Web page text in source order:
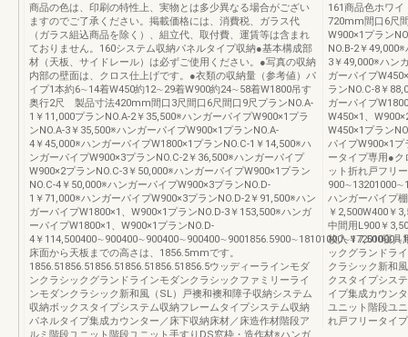
商品の色は、印刷の特性上、実物とは多少異なる場合がござい
ますのでご了承ください。掲載価格には、消費税、ガラス代
（ガラス組込商品を除く）、組立代、取付費、運賃等は含まれ
ておりません。160システム収納パネルタイプ収納●基本構成部
材（天板、サイドレール）は必ずご使用ください。●写真の収納
内部の壁面は、クロス仕上げです。●衣類の収納量（参考値）パ
イプ1本約6∼14着W450約12∼29着W900約24∼58着W1800吊す
奥行2尺 製品寸法420mm間口3尺間口6尺間口9尺プランNO.A-
1￥11,000プランNO.A-2￥35,500※ハンガーパイプW900×1プラ
ンNO.A-3￥35,500※ハンガーパイプW900×1プランNO.A-
4￥45,000※ハンガーパイプW1800×1プランNO.C-1￥14,500※ハ
ンガーパイプW900×3プランNO.C-2￥36,500※ハンガーパイプ
W900×2プランNO.C-3￥50,000※ハンガーパイプW900×1プラン
NO.C-4￥50,000※ハンガーパイプW900×3プランNO.D-
1￥71,000※ハンガーパイプW900×3プランNO.D-2￥91,500※ハン
ガーパイプW1800×1、W900×1プランNO.D-3￥153,500※ハンガ
ーパイプW1800×1、W900×1プランNO.D-
4￥
床面から天板までの高さは、1856.5mmです。
1856.51856.51856.51856.51856.51856.5ウッディーラインモダ
ンクラシックグランドラインモダンクラシックファミリーライ
ンモダンクラシック新和風（SL）戸襖和襖和障子収納システム
収納ボックスタイプシステム収納フレームタイプシステム収納
パネルタイプ集成カウンター／床下収納床材／床造作材階段ア
ルミ階段ユニット階段ユニット手すりDS窓枠・造作材※ハンガ
161商品色ホワ
720mm間口6尺
W900×1プラン
NO.B-2￥
3￥49,000※ハン
ガーパイプ
ランNO.C-8￥
ガーパイプ
W450×1、
W450×1プラン
パイプW900×1プ
ータイプ専用●
ット折れ戸フリ
ハンガーパイプ
￥2,500W400￥
中間用L900￥
枚入￥7,500寝具
ックグランドラ
クラシック新和
クスタイプシス
イプ集成カウン
ユニット階段ユ
れ戸フリータイ